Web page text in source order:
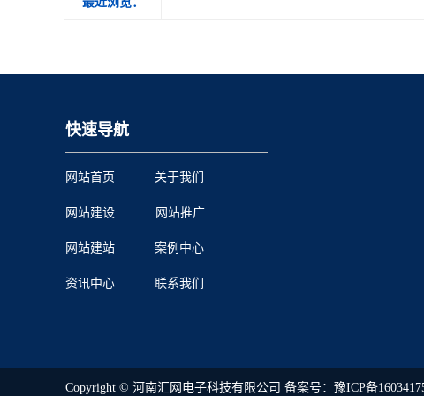
快速导航
网站首页 关于我们
网站建设 网站推广
网站建站 案例中心
资讯中心 联系我们
Copyright © 河南汇网电子科技有限公司 备案号： 豫ICP备